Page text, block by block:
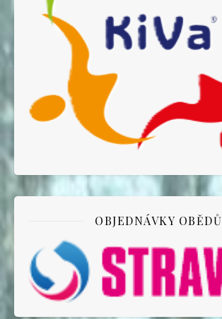
OBJEDNÁVKY OBĚDŮ